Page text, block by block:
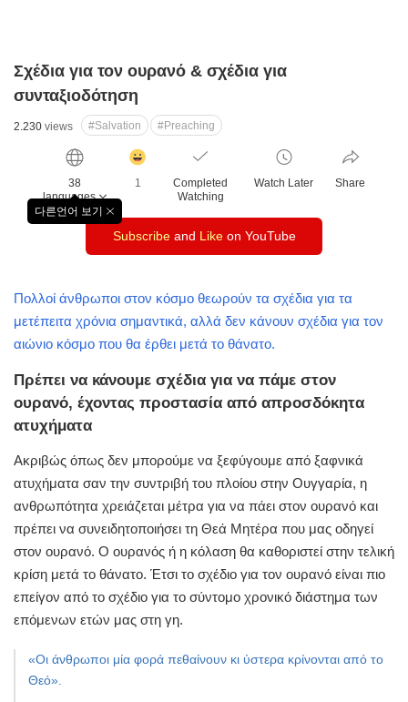
Σχέδια για τον ουρανό & σχέδια για
συνταξιοδότηση
2.230 views #Salvation #Preaching
38
languages
다른언어 보기
창
닫
기
수
1
Completed
Watching
Watch Later Share
Subscribeand Likeon YouTube
Πολλοί άνθρωποι στον κόσμο θεωρούν τα σχέδια για τα
μετέπειτα χρόνια σημαντικά, αλλά δεν κάνουν σχέδια για τον
αιώνιο κόσμο που θα έρθει μετά το θάνατο.
Πρέπει να κάνουμε σχέδια για να πάμε στον
ουρανό, έχοντας προστασία από απροσδόκητα
ατυχήματα
Ακριβώς όπως δεν μπορούμε να ξεφύγουμε από ξαφνικά
ατυχήματα σαν την συντριβή του πλοίου στην Ουγγαρία, η
ανθρωπότητα χρειάζεται μέτρα για να πάει στον ουρανό και
πρέπει να συνειδητοποιήσει τη Θεά Μητέρα που μας οδηγεί
στον ουρανό. Ο ουρανός ή η κόλαση θα καθοριστεί στην τελική
κρίση μετά το θάνατο. Έτσι το σχέδιο για τον ουρανό είναι πιο
επείγον από το σχέδιο για το σύντομο χρονικό διάστημα των
επόμενων ετών μας στη γη.
«Οι άνθρωποι μία φορά πεθαίνουν κι ύστερα κρίνονται από το
Θεό».